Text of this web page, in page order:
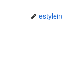
estylein